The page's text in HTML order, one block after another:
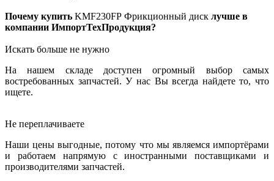
Почему купить KMF230FP Фрикционный диск лучше в
компании ИмпортТехПродукция?
Искать больше не нужно
На нашем складе доступен огромный выбор самых
востребованных запчастей. У нас Вы всегда найдете то, что
ищете.
Не переплачиваете
Наши цены выгодные, потому что мы являемся импортёрами
и работаем напрямую с иностранными поставщиками и
производителями запчастей.